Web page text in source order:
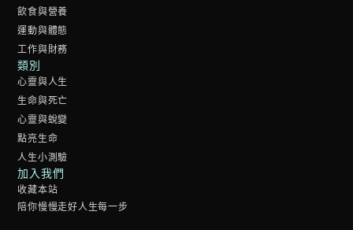
飲食與營養
運動與體態
工作與財務
類別
心靈與人生
生命與死亡
心靈與蛻變
點亮生命
人生小測驗
加入我們
收藏本站
陪你慢慢走好人生每一步